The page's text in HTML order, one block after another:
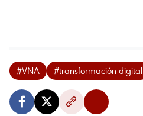
#VNA #transformación digital